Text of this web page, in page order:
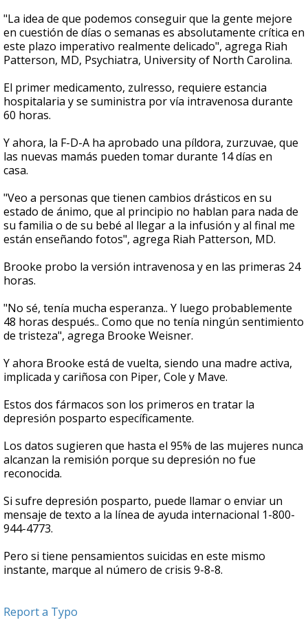
"La idea de que podemos conseguir que la gente mejore
en cuestión de días o semanas es absolutamente crítica en
este plazo imperativo realmente delicado", agrega Riah
Patterson, MD, Psychiatra, University of North Carolina.
El primer medicamento, zulresso, requiere estancia
hospitalaria y se suministra por vía intravenosa durante
60 horas.
Y ahora, la F-D-A ha aprobado una píldora, zurzuvae, que
las nuevas mamás pueden tomar durante 14 días en
casa.
"Veo a personas que tienen cambios drásticos en su
estado de ánimo, que al principio no hablan para nada de
su familia o de su bebé al llegar a la infusión y al final me
están enseñando fotos", agrega Riah Patterson, MD.
Brooke probo la versión intravenosa y en las primeras 24
horas.
"No sé, tenía mucha esperanza.. Y luego probablemente
48 horas después.. Como que no tenía ningún sentimiento
de tristeza", agrega Brooke Weisner.
Y ahora Brooke está de vuelta, siendo una madre activa,
implicada y cariñosa con Piper, Cole y Mave.
Estos dos fármacos son los primeros en tratar la
depresión posparto específicamente.
Los datos sugieren que hasta el 95% de las mujeres nunca
alcanzan la remisión porque su depresión no fue
reconocida.
Si sufre depresión posparto, puede llamar o enviar un
mensaje de texto a la línea de ayuda internacional 1-800-
944-4773.
Pero si tiene pensamientos suicidas en este mismo
instante, marque al número de crisis 9-8-8.
Report a Typo